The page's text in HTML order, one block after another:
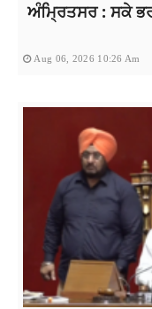
ਅੰਮ੍ਰਿਤਸਰ : ਸਕੇ
Aug 06, 2026 10:26 Am